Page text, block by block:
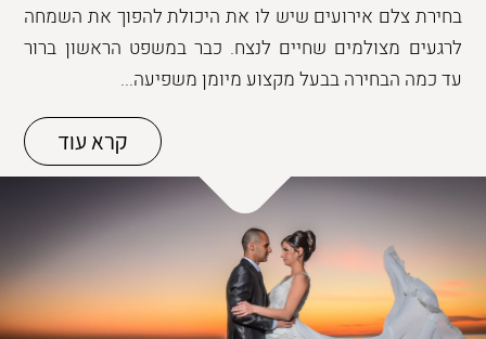
בחירת צלם אירועים שיש לו את היכולת להפוך את השמחה
לרגעים מצולמים שחיים לנצח. כבר במשפט הראשון ברור
עד כמה הבחירה בבעל מקצוע מיומן משפיעה...
קרא עוד